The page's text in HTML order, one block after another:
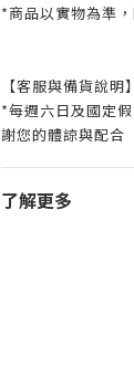
*商品以實物為準
【客服與備貨說明】
*每週六日及國定
謝您的體諒與配合
了解更多